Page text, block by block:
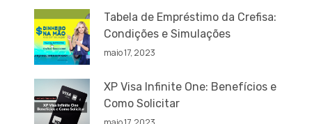
Tabela de Empréstimo da Crefisa:
Condições e Simulações
maio 17, 2023
XP Visa Infinite One: Benefícios e
Como Solicitar